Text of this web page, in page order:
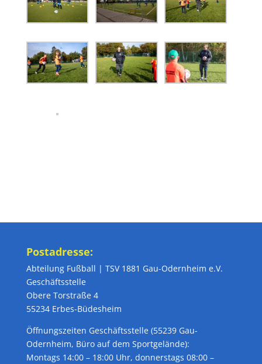
Postadresse:
Abteilung Fußball | TSV 1881 Gau-Odernheim e.V.
Geschäftsstelle
Obere Torstraße 4
55234 Erbes-Büdesheim
Öffnungszeiten Geschäftsstelle (55239 Gau-
Odernheim, Büro auf dem Sportgelände):
Montags 14:00 – 18:00 Uhr, donnerstags 08:00 –